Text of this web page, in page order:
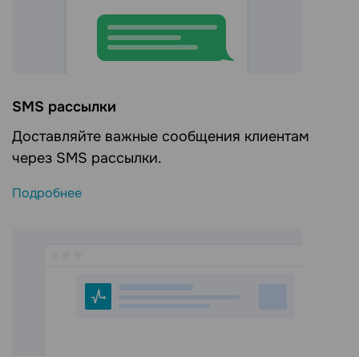
SMS рассылки
Доставляйте важные сообщения клиентам
через SMS рассылки.
Подробнее